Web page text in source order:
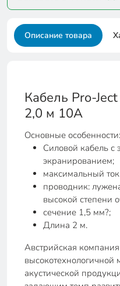
Описание товара
Кабель Pro-
2,0 м 10A
Основные особенности:
Силовой кабель с
экранированием;
максимальный
проводник:
высокой степени
сечение 1,5 мм?;
Длина 2 м.
Австрийская
акустической